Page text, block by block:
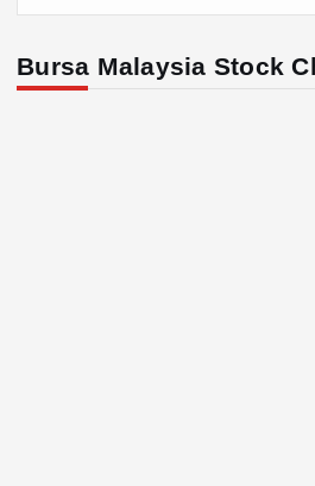
Bursa Malaysia Stock